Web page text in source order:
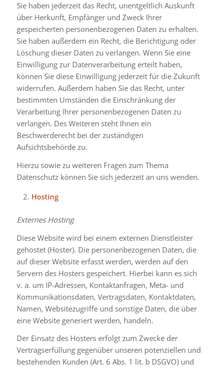
Sie haben jederzeit das Recht, unentgeltlich Auskunft
über Herkunft, Empfänger und Zweck Ihrer
gespeicherten personenbezogenen Daten zu erhalten.
Sie haben außerdem ein Recht, die Berichtigung oder
Löschung dieser Daten zu verlangen. Wenn Sie eine
Einwilligung zur Datenverarbeitung erteilt haben,
können Sie diese Einwilligung jederzeit für die Zukunft
widerrufen. Außerdem haben Sie das Recht, unter
bestimmten Umständen die Einschränkung der
Verarbeitung Ihrer personenbezogenen Daten zu
verlangen. Des Weiteren steht Ihnen ein
Beschwerderecht bei der zuständigen
Aufsichtsbehörde zu.
Hierzu sowie zu weiteren Fragen zum Thema
Datenschutz können Sie sich jederzeit an uns wenden.
Hosting
Externes Hosting
Diese Website wird bei einem externen Dienstleister
gehostet (Hoster). Die personenbezogenen Daten, die
auf dieser Website erfasst werden, werden auf den
Servern des Hosters gespeichert. Hierbei kann es sich
v. a. um IP-Adressen, Kontaktanfragen, Meta- und
Kommunikationsdaten, Vertragsdaten, Kontaktdaten,
Namen, Websitezugriffe und sonstige Daten, die über
eine Website generiert werden, handeln.
Der Einsatz des Hosters erfolgt zum Zwecke der
Vertragserfüllung gegenüber unseren potenziellen und
bestehenden Kunden (Art. 6 Abs. 1 lit. b DSGVO) und